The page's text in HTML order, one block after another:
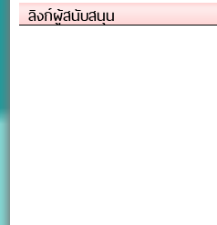
ลิงก์ผู้สนับสนุน